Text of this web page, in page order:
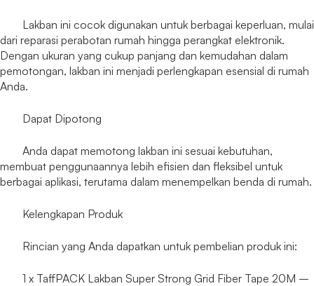
Lakban ini cocok digunakan untuk berbagai keperluan, mulai
dari reparasi perabotan rumah hingga perangkat elektronik.
Dengan ukuran yang cukup panjang dan kemudahan dalam
pemotongan, lakban ini menjadi perlengkapan esensial di rumah
Anda.
Dapat Dipotong
Anda dapat memotong lakban ini sesuai kebutuhan,
membuat penggunaannya lebih efisien dan fleksibel untuk
berbagai aplikasi, terutama dalam menempelkan benda di rumah.
Kelengkapan Produk
Rincian yang Anda dapatkan untuk pembelian produk ini:
1 x TaffPACK Lakban Super Strong Grid Fiber Tape 20M –